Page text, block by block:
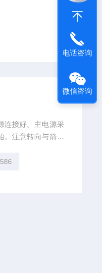
连接好。主电源采
。注意转向与箭头
电话咨询
微信咨询